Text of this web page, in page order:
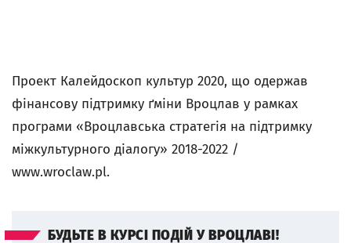
Проект Калейдоскоп культур 2020, що одержав
фінансову підтримку ґміни Вроцлав у рамках
програми «Вроцлавська стратегія на підтримку
міжкультурного діалогу» 2018-2022 /
www.wroclaw.pl.
БУДЬТЕ В КУРСІ ПОДІЙ У ВРОЦЛАВІ!